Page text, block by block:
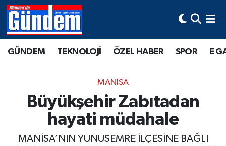
GÜNDEM TEKNOLOJİ ÖZEL HABER SPOR E
MANİSA
Büyükşehir Zabıtadan
hayati müdahale
MANİSA’NIN YUNUSEMRE İLÇESİNE BAĞLI
Manisa Hava Durumu
Tüm Manşetler
Son Dakika Haberleri